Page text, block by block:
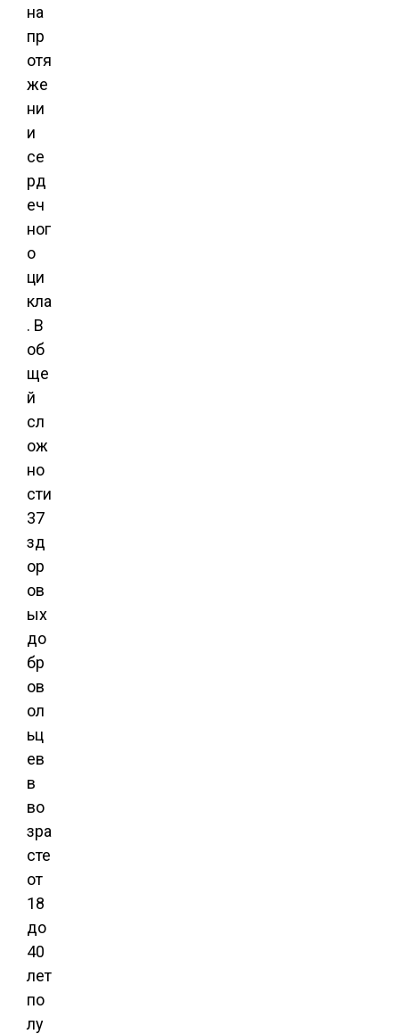
на
пр
отя
же
ни
и
се
рд
еч
ног
о
ци
кла
. В
об
ще
й
сл
ож
но
сти
37
зд
ор
ов
ых
до
бр
ов
ол
ьц
ев
в
во
зра
сте
от
18
до
40
лет
по
лу